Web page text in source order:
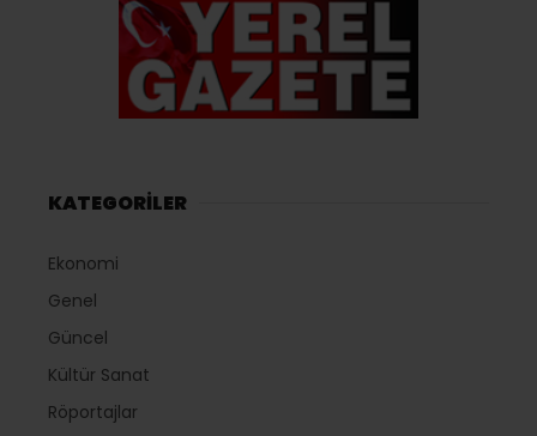
KATEGORİLER
Ekonomi
Genel
Güncel
Kültür Sanat
Röportajlar